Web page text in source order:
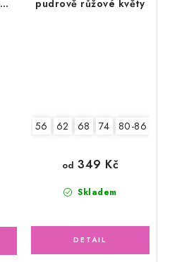
pudrově růžové květy
56 62 68 74 80-86
Skladem
od 349 Kč